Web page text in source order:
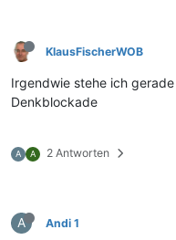
KlausFischerWOB
Irgendwie stehe ich
Denkblockade
A A 2 Antworten
A Andi 1